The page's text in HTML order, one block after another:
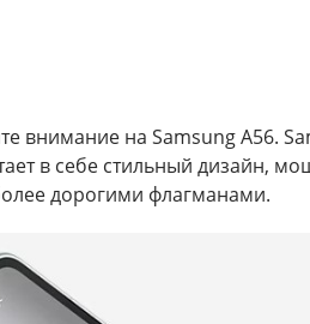
на Samsung A56.
в себе стильный дизайн,
дорогими флагманами.